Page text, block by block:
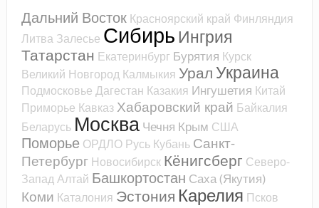
Дальний Восток Красноярский край Финляндия
Литва Залесье Сибирь Ингрия
Татарстан Екатеринбург Бурятия Курск
Великий Новгород Калмыкия Урал Украина
Подмосковье Дагестан Казакия Ингушетия Китай
Приморье Кавказ Хабаровский край Байкалия
Беларусь Москва Чечня Крым США
Поморье ОРДЛО Русь Кубань Санкт-
Петербург Новосибирск Кёнигсберг Северо-
ЗападАлтай Башкортостан Саха (Якутия)
Коми Каталония Эстония Карелия Псков